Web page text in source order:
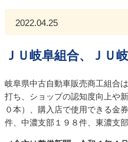
2022.04.25
ＪＵ岐阜組合、ＪＵ
岐阜県中古自動車販売商工組合
打ち、ショップの認知度向上や
０本）、購入店で使用できる金
件、中濃支部１９８件、東濃支